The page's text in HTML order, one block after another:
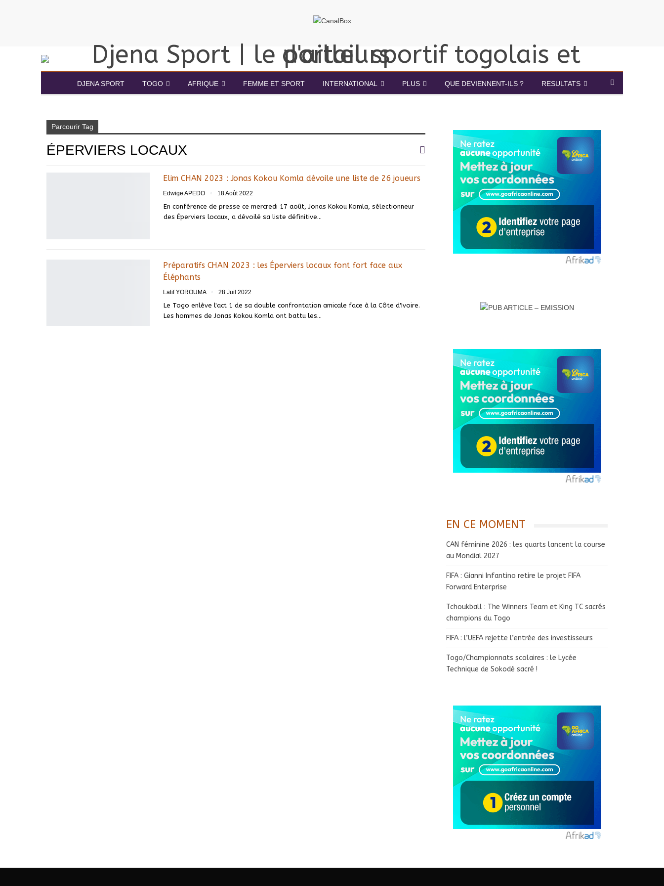
DJENA SPORT TOGO AFRIQUE FEMME ET SPORT INTERNATIONAL PLUS QUE DEVIENNENT-ILS ? RESULTATS
Parcourir Tag
ÉPERVIERS LOCAUX
Elim CHAN 2023 : Jonas Kokou Komla dévoile une liste de 26 joueurs
Edwige APEDO 18 Août 2022
En conférence de presse ce mercredi 17 août, Jonas Kokou Komla, sélectionneur
des Éperviers locaux, a dévoilé sa liste définitive…
Préparatifs CHAN 2023 : les Éperviers locaux font fort face aux
Éléphants
Latif YOROUMA 28 Juil 2022
Le Togo enlève l'act 1 de sa double confrontation amicale face à la Côte d'Ivoire.
Les hommes de Jonas Kokou Komla ont battu les…
EN CE MOMENT
CAN féminine 2026 : les quarts lancent la course
au Mondial 2027
FIFA : Gianni Infantino retire le projet FIFA
Forward Enterprise
Tchoukball : The Winners Team et King TC sacrés
champions du Togo
FIFA : l’UEFA rejette l’entrée des investisseurs
Togo/Championnats scolaires : le Lycée
Technique de Sokodé sacré !